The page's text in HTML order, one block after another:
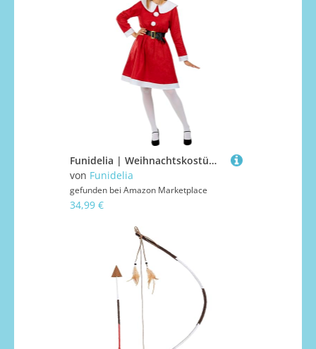
Funidelia | Weihnachtskostüm für Damen Miss Santa, Weihnachten - Kostüme für Erwachsene & Verkleidung für Partys, Karneval & Halloween - Größe S - Rot
von Funidelia
gefunden bei Amazon Marketplace
34,99 €